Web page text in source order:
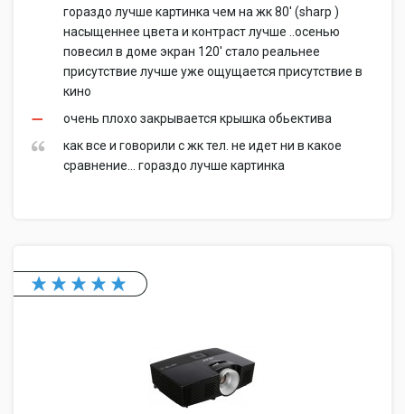
гораздо лучше картинка чем на жк 80' (sharp )
насыщеннее цвета и контраст лучше ..осенью
повесил в доме экран 120' стало реальнее
присутствие лучше уже ощущается присутствие в
кино
очень плохо закрывается крышка обьектива
как все и говорили с жк тел. не идет ни в какое
сравнение... гораздо лучше картинка